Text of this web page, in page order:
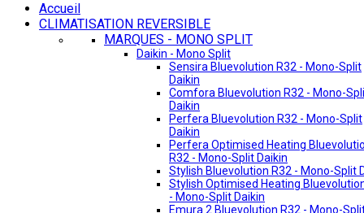
Accueil
CLIMATISATION REVERSIBLE
MARQUES - MONO SPLIT
Daikin - Mono Split
Sensira Bluevolution R32 - Mono-Split
Daikin
Comfora Bluevolution R32 - Mono-
Daikin
Perfera Bluevolution R32 - Mono-Split
Daikin
Perfera Optimised Heating
R32 - Mono-Split Daikin
Stylish Bluevolution R32 - Mono-Split
Stylish Optimised Heating
- Mono-Split Daikin
Emura 2 Bluevolution R32 - Mono-